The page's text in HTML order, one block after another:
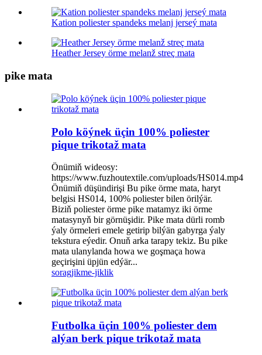
Kation poliester spandeks melanj jerseý mata
Heather Jersey örme melanž streç mata
pike mata
Polo köýnek üçin 100% poliester
pique trikotaž mata
Önümiň wideosy:
https://www.fuzhoutextile.com/uploads/HS014.mp4
Önümiň düşündirişi Bu pike örme mata, haryt
belgisi HS014, 100% poliester bilen örilýär.
Biziň poliester örme pike matamyz iki örme
matasynyň bir görnüşidir. Pike mata dürli romb
ýaly örmeleri emele getirip bilýän gabyrga ýaly
tekstura eýedir. Onuň arka tarapy tekiz. Bu pike
mata ulanylanda howa we goşmaça howa
geçirişini üpjün edýär...
soragjikme-jiklik
Futbolka üçin 100% poliester dem
alýan berk pique trikotaž mata